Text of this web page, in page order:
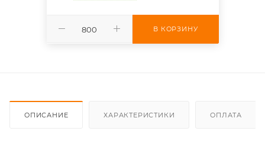
В КОРЗИНУ
ОПИСАНИЕ ХАРАКТЕРИСТИКИ ОПЛАТА